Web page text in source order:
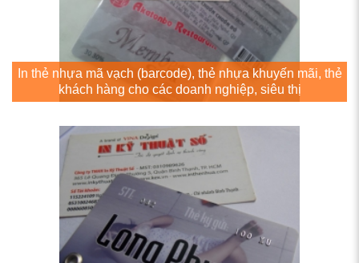
In thẻ nhựa mã vạch (barcode), thẻ nhựa khuyến mãi, thẻ
khách hàng cho các doanh nghiệp, siêu thị